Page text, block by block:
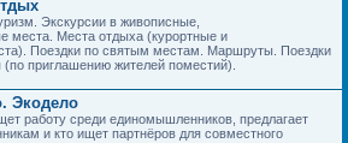
Экскурсии в живописные,
места. Места отдыха (курортные и
Поездки по святым местам. Маршруты. Поездки
приглашению жителей поместий).
Экодело
работу среди единомышленников, предлагает
и кто ищет партнёров для совместного